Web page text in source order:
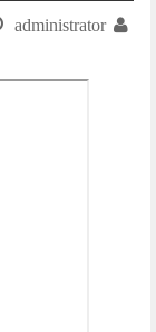
administrator